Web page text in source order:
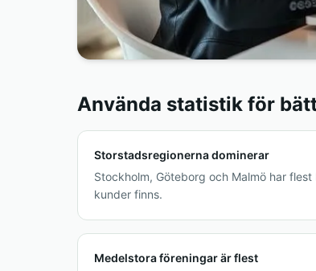
Använda statistik för
Storstadsregionerna dominerar
Stockholm, Göteborg och Malmö har
kunder finns.
Medelstora föreningar är flest